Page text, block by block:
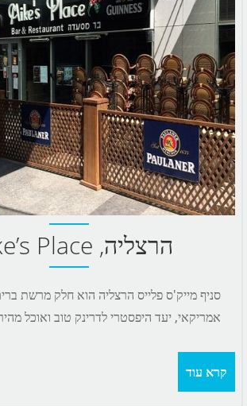
הרצליה, Mike’s Place
סניף מייק'ס פלייס הרצליה הוא חלק מרשת
אמריקאי, יעד היפסטרי לדרינק טוב ואוכל
קרא עוד